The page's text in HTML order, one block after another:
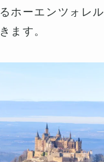
ホーエンツォレ
ます。